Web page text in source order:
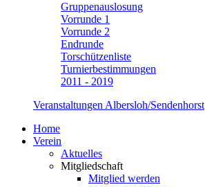
Gruppenauslosung
Vorrunde 1
Vorrunde 2
Endrunde
Torschützenliste
Turnierbestimmungen
2011 - 2019
Veranstaltungen Albersloh/Sendenhorst
Home
Verein
Aktuelles
Mitgliedschaft
Mitglied werden